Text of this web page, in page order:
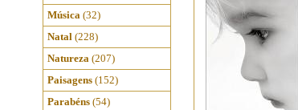
Música (32)
Natal (228)
Natureza (207)
Paisagens (152)
Parabéns (54)